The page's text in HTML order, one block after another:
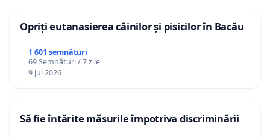
Opriți eutanasierea câinilor și pisicilor în Bacău
1 601 semnături
69 Semnături / 7 zile
9 Jul 2026
Să fie întărite măsurile împotriva discriminării